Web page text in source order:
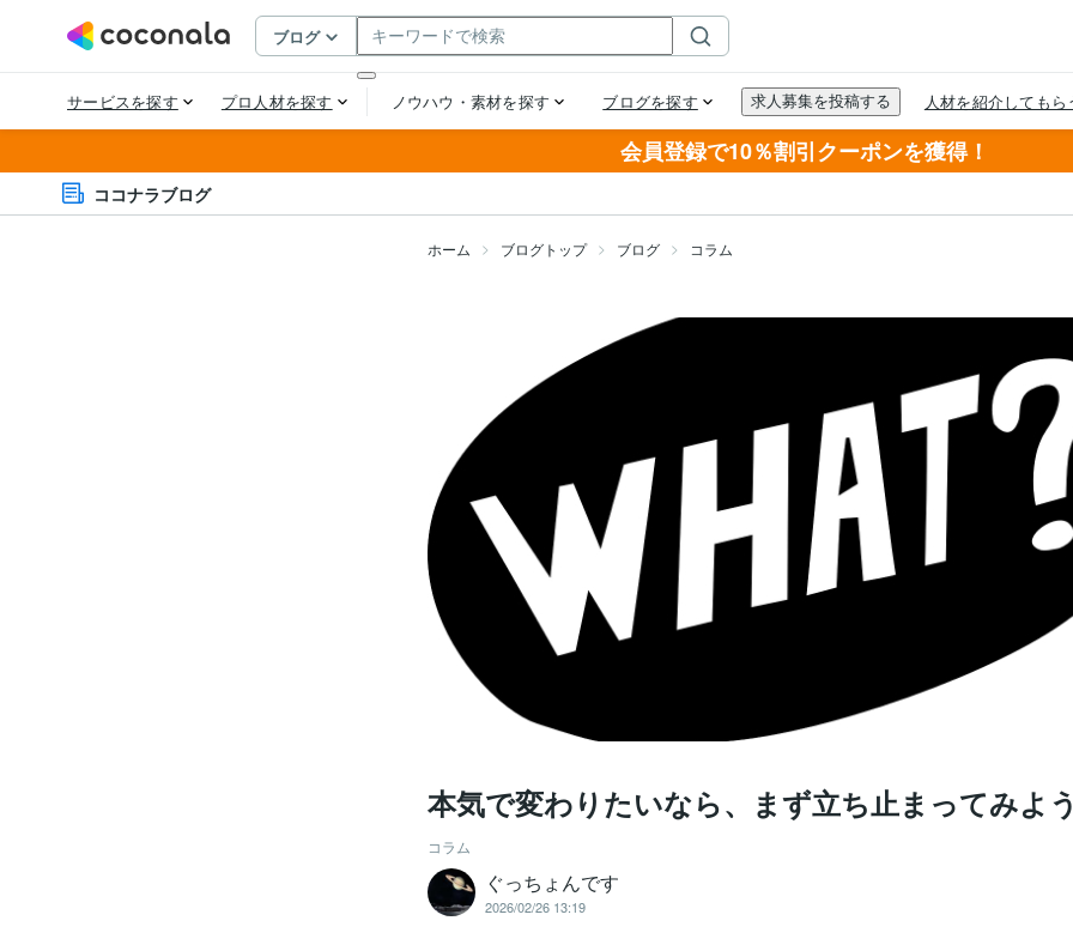
会員登録で10％割引クーポンを獲得！
ココナラブログ
ホーム ブログトップ ブログ コラム
本気で変わりたいなら、まず立ち止まってみよ
コラム
ぐっちょんです
2026/02/26 13:19